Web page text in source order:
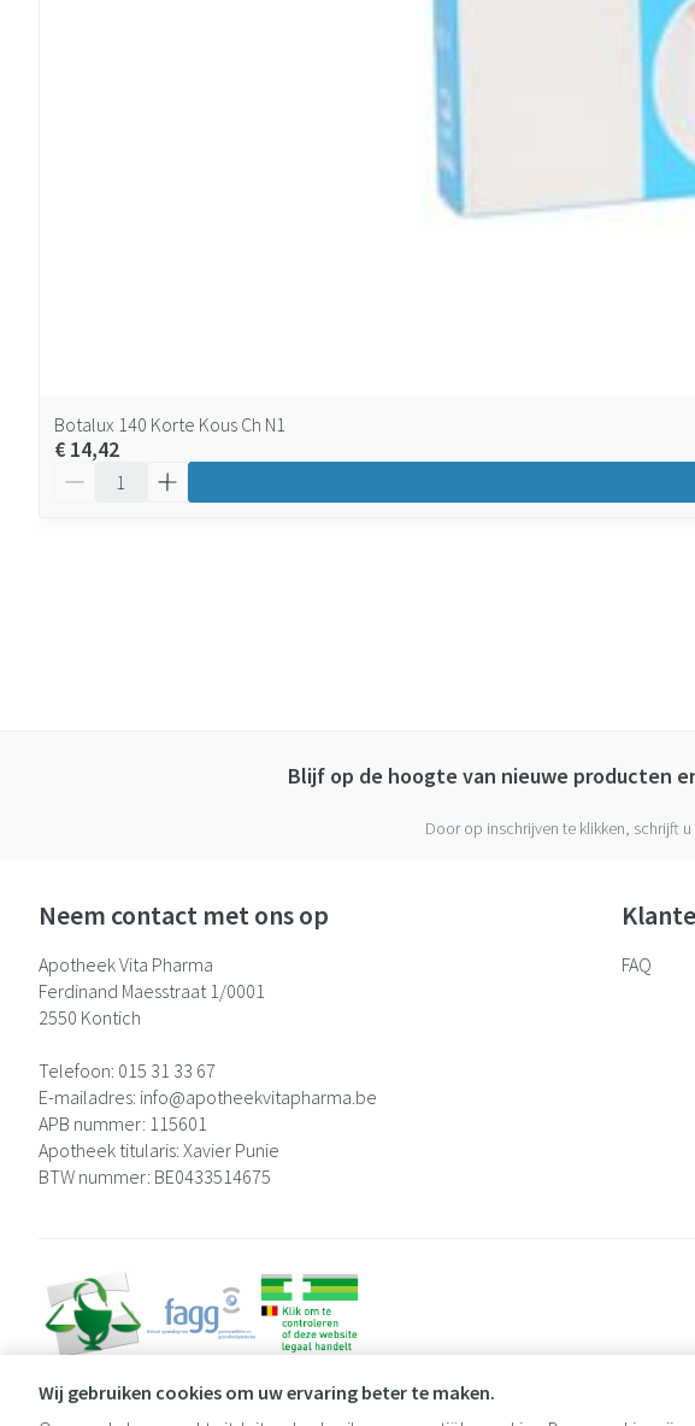
Wij gebruiken cookies om uw ervaring beter te maken.
Botalux 140 Korte Kous Ch N1
€ 14,42
Blijf op de hoogte van nieuwe producten
Door op inschrijven te klikken, schrijft
Neem contact met ons op
Apotheek Vita Pharma
Ferdinand Maesstraat 1/0001
2550 Kontich
Telefoon: 015 31 33 67
E-mailadres: info@apotheekvitapharma.be
APB nummer: 115601
Apotheek titularis: Xavier Punie
BTW nummer: BE0433514675
FAQ